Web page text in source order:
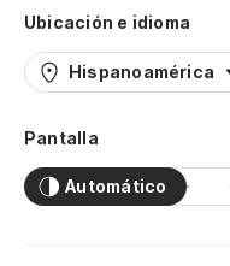
Ubicación e idioma
Hispanoamérica
Pantalla
Automático